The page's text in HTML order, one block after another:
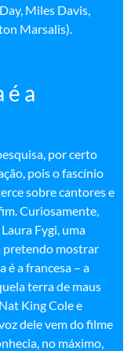
Miles Davis,
Marsalis).
é a
por certo
pois o fascínio
sobre cantores e
Curiosamente,
Fygi, uma
pretendo mostrar
é a francesa – a
terra de maus
King Cole e
dele vem do filme
no máximo,